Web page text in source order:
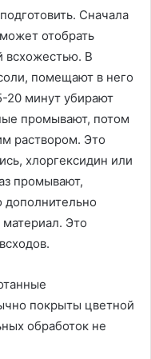
Сначала
отобрать
всхожестью. В
помещают в него
20 минут убирают
промывают, потом
раствором. Это
хлоргексидин или
промывают,
Это
покрыты цветной
обработок не